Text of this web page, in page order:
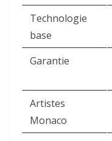
Technologie
base
Garantie
Artistes
Monaco